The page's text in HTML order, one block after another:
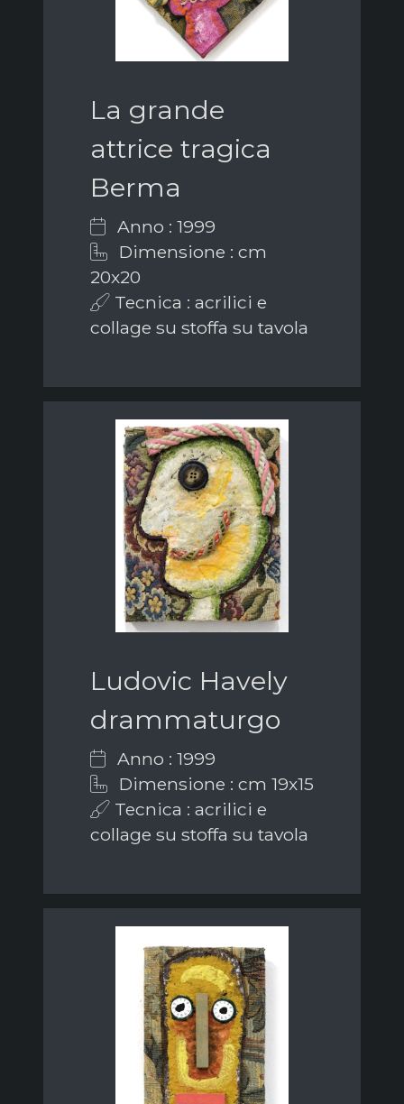
La grande
attrice tragica
Berma
Anno : 1999
Dimensione : cm
20x20
Tecnica : acrilici e
collage su stoffa su tavola
Ludovic Havely
drammaturgo
Anno : 1999
Dimensione : cm 19x15
Tecnica : acrilici e
collage su stoffa su tavola